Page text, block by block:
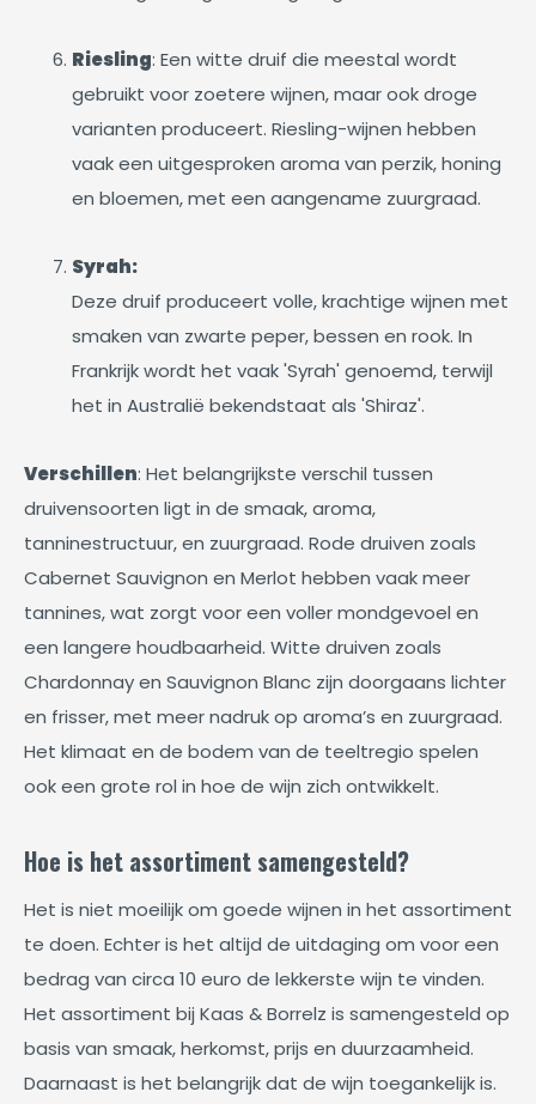
Riesling: Een witte druif die meestal wordt
gebruikt voor zoetere wijnen, maar ook droge
varianten produceert. Riesling-wijnen hebben
vaak een uitgesproken aroma van perzik, honing
en bloemen, met een aangename zuurgraad.
Syrah:
Deze druif produceert volle, krachtige wijnen met
smaken van zwarte peper, bessen en rook. In
Frankrijk wordt het vaak 'Syrah' genoemd, terwijl
het in Australië bekendstaat als 'Shiraz'.
Verschillen: Het belangrijkste verschil tussen
druivensoorten ligt in de smaak, aroma,
tanninestructuur, en zuurgraad. Rode druiven zoals
Cabernet Sauvignon en Merlot hebben vaak meer
tannines, wat zorgt voor een voller mondgevoel en
een langere houdbaarheid. Witte druiven zoals
Chardonnay en Sauvignon Blanc zijn doorgaans lichter
en frisser, met meer nadruk op aroma’s en zuurgraad.
Het klimaat en de bodem van de teeltregio spelen
ook een grote rol in hoe de wijn zich ontwikkelt.
Hoe is het assortiment samengesteld?
Het is niet moeilijk om goede wijnen in het assortiment
te doen. Echter is het altijd de uitdaging om voor een
bedrag van circa 10 euro de lekkerste wijn te vinden.
Het assortiment bij Kaas & Borrelz is samengesteld op
basis van smaak, herkomst, prijs en duurzaamheid.
Daarnaast is het belangrijk dat de wijn toegankelijk is.